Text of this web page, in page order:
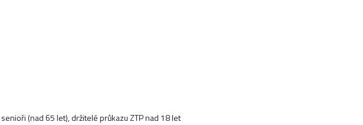
senioři (nad 65 let),držitelé průkazu ZTP nad 18 let